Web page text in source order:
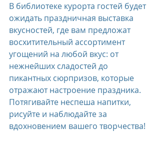
В библиотеке курорта гостей будет
ожидать праздничная выставка
вкусностей, где вам предложат
восхитительный ассортимент
угощений на любой вкус: от
нежнейших сладостей до
пикантных сюрпризов, которые
отражают настроение праздника.
Потягивайте неспеша напитки,
рисуйте и наблюдайте за
вдохновением вашего творчества!